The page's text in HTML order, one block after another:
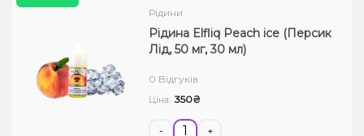
Рідини
Рідина Elfliq Peach ice (Персик
Лід, 50 мг, 30 мл)
0 Відгуків
Ціна: 350₴
- +